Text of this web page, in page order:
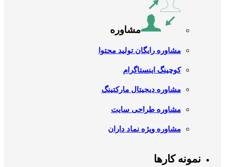
مشاوره
مشاوره رایگان تولید محتوا
کوچینگ اینستاگرام
مشاوره دیجیتال مارکتینگ
مشاوره طراحی سایت
مشاوره ویژه نماد داران
نمونه کارها